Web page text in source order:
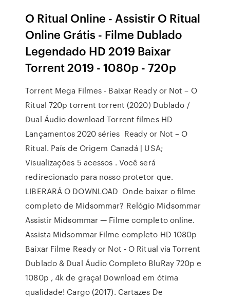
O Ritual Online - Assistir O Ritual
Online Grátis - Filme Dublado
Legendado HD 2019 Baixar
Torrent 2019 - 1080p - 720p
Torrent Mega Filmes - Baixar Ready or Not – O
Ritual 720p torrent torrent (2020) Dublado /
Dual Áudio download Torrent filmes HD
Lançamentos 2020 séries Ready or Not – O
Ritual. País de Origem Canadá | USA;
Visualizações 5 acessos . Você será
redirecionado para nosso protetor que.
LIBERARÁ O DOWNLOAD Onde baixar o filme
completo de Midsommar? Relógio Midsommar
Assistir Midsommar — Filme completo online.
Assista Midsommar Filme completo HD 1080p
Baixar Filme Ready or Not - O Ritual via Torrent
Dublado & Dual Áudio Completo BluRay 720p e
1080p , 4k de graça! Download em ótima
qualidade! Cargo (2017). Cartazes De